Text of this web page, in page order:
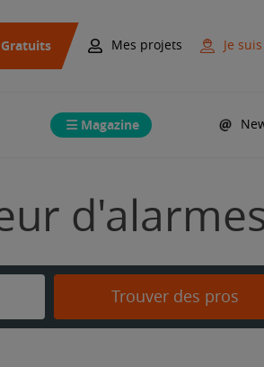
Mes projets Je
Magazine
Trouver des pros